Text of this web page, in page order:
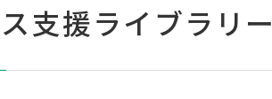
支援ライブラリー